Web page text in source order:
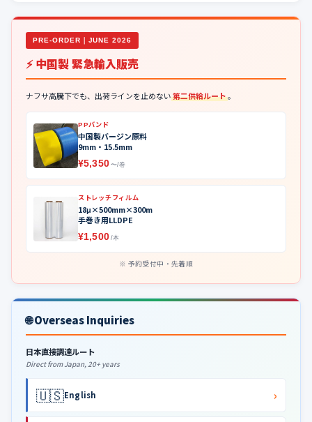
PRE-ORDER｜JUNE 2026
⚡ 中国製 緊急輸入販売
ナフサ高騰下でも、出荷ラインを止めない第二供給ルート。
PPバンド
中国製バージン原料
9mm・15.5mm
¥5,350 〜/巻
ストレッチフィルム
18μ×500mm×300m
手巻き用LLDPE
¥1,500 /本
予約受付中・先着順
🌐 Overseas Inquiries
日本直接調達ルート
Direct from Japan, 20+ years
🇺🇸English ›